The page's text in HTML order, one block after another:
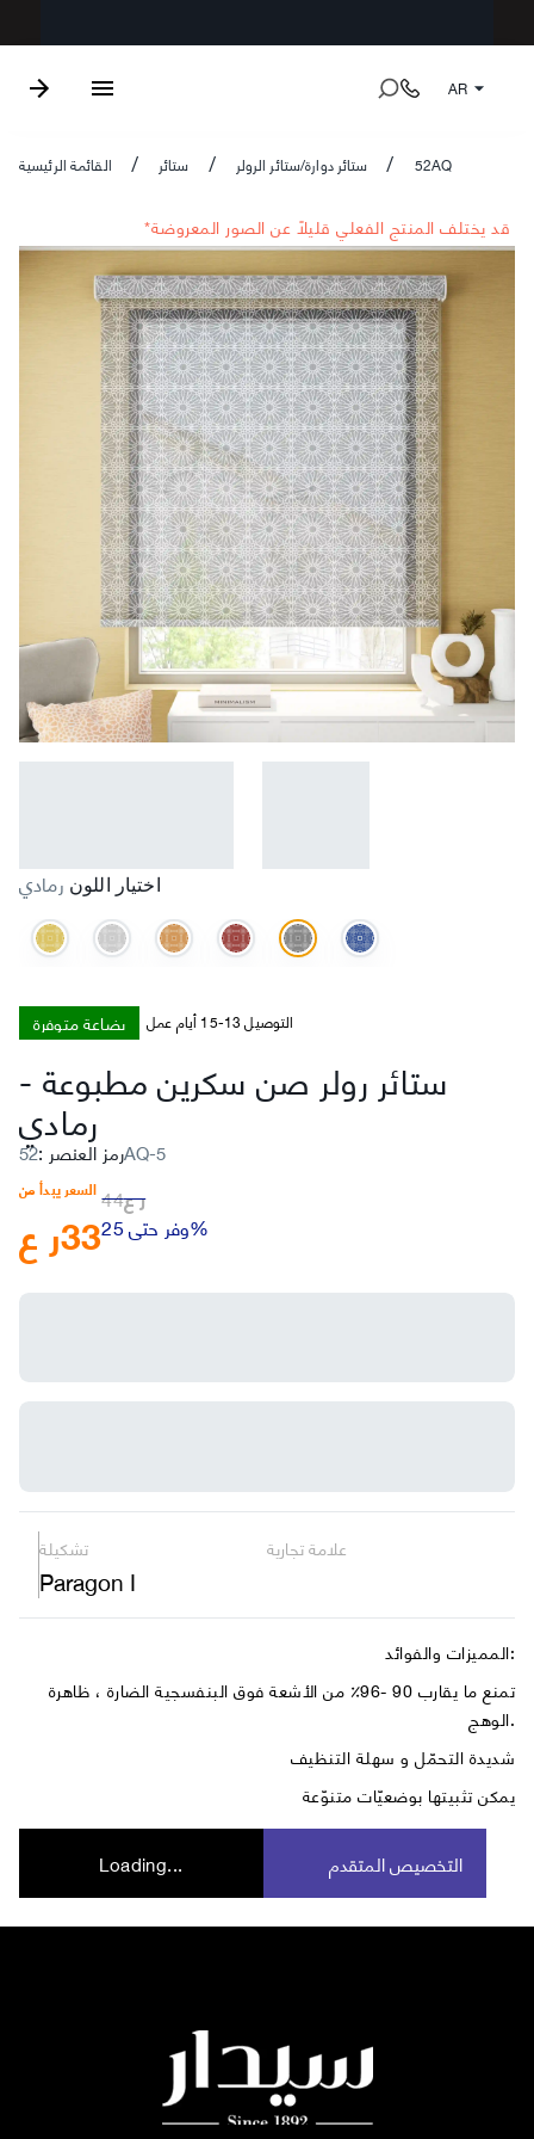
AR
القائمة الرئيسية / ستائر / ستائر دوارة/ستائر الرولر / 52AQ
*قد يختلف المنتج الفعلي قليلاً عن الصور المعروضة
اختيار اللون رمادي
بضاعة متوفرة التوصيل 13-15 أيام عمل
ستائر رولر صن سكرين مطبوعة-
رمادي
رمز العنصر : 52AQ-5
السعر يبدأ من
ر ع33
ر ع44
وفر حتى 25%
تشكيلة
Paragon I
علامة تجارية
المميزات والفوائد:
تمنع ما يقارب 90 -96٪ من الأشعة فوق البنفسجية الضارة ، ظاهرة
الوهج.
شديدة التحمّل و سهلة التنظيف
يمكن تثبيتها بوضعيّات متنوّعة
Loading... التخصيص المتقدم